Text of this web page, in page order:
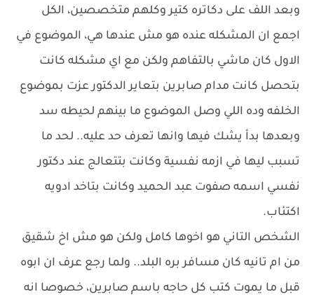
وبعد اللف على دكاتره كتير وكلهم متخصصين، الكل
اجمع ان المشكله عنده هو مش عندها هي، الموضوع في
الاول كان ماشي بالتفاهم ولكن مع اي مشكله كانت
بتحصل كانت مدام صابرين بتعاير الدكتور عزت بموضوع
الخلفه وده اللي وصل الموضوع ما بينهم لحيطه سد
وبعدها بدأ يشك فيها وانها تعرف حد عليه.. لحد ما
تسبب ليها في ازمه نفسية وكانت بتتعالج عند دكتور
نفسي اسمه صفوت عبد الحميد وكانت بتاخد ادويه
اكتئاب.
الشخص التاني هو اخوها كامل ولكن هو مش اخ شقيق
من ام تانيه كان مسافر بره البلد.. ولما رجع عرف ان ابوه
قبل ما يموت كتب كل حاجه باسم صابرين، خصوصا انه